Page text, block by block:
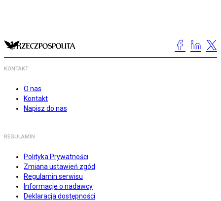
KONTAKT
O nas
Kontakt
Napisz do nas
REGULAMIN
Polityka Prywatności
Zmiana ustawień zgód
Regulamin serwisu
Informacje o nadawcy
Deklaracja dostępności